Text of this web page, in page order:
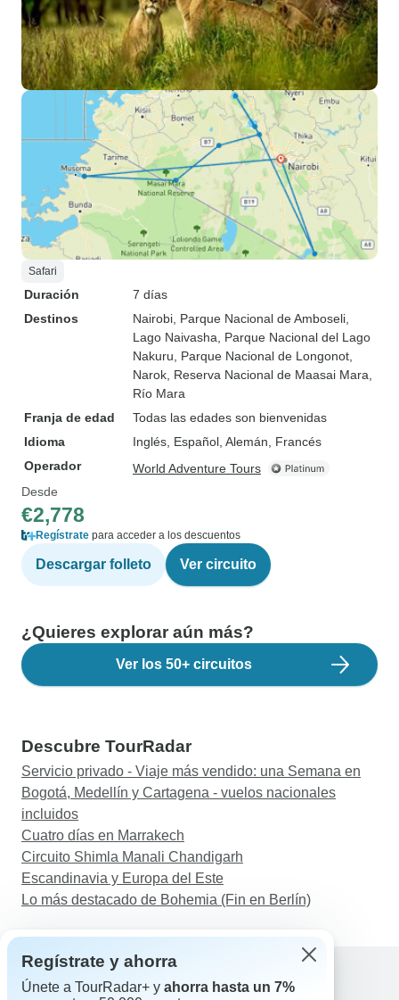
Safari
Duración
7 días
Destinos
Nairobi , Parque Nacional de Amboseli
Lago Naivasha , Parque Nacional del Lago
Nakuru , Parque Nacional de Longonot
Narok , Reserva Nacional de Maasai Mara
Río Mara
Franja de edad
Todas las edades son bienvenidas
Idioma
Inglés, Español, Alemán, Francés
Operador
World Adventure Tours
Desde
€2,778
Regístrate para acceder a los descuentos
Descargar folleto Ver circuito
¿Quieres explorar aún más?
Ver los 50+ circuitos
Descubre TourRadar
Servicio privado - Viaje más vendido: una Semana en
Bogotá, Medellín y Cartagena - vuelos nacionales
incluidos
Cuatro días en Marrakech
Circuito Shimla Manali Chandigarh
Escandinavia y Europa del Este
Lo más destacado de Bohemia (Fin en Berlín)
Regístrate y ahorra
Únete a TourRadar+ y ahorra hasta un 7%